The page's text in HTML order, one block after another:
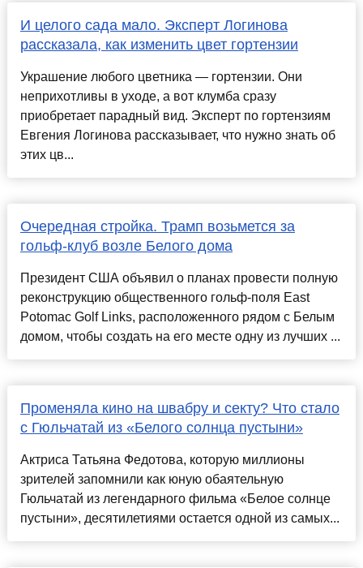
И целого сада мало. Эксперт Логинова
рассказала, как изменить цвет гортензии
Украшение любого цветника — гортензии. Они
неприхотливы в уходе, а вот клумба сразу
приобретает парадный вид. Эксперт по гортензиям
Евгения Логинова рассказывает, что нужно знать об
этих цв...
Очередная стройка. Трамп возьмется за
гольф-клуб возле Белого дома
Президент США объявил о планах провести полную
реконструкцию общественного гольф-поля East
Potomac Golf Links, расположенного рядом с Белым
домом, чтобы создать на его месте одну из лучших ...
Променяла кино на швабру и секту? Что стало
с Гюльчатай из «Белого солнца пустыни»
Актриса Татьяна Федотова, которую миллионы
зрителей запомнили как юную обаятельную
Гюльчатай из легендарного фильма «Белое солнце
пустыни», десятилетиями остается одной из самых...